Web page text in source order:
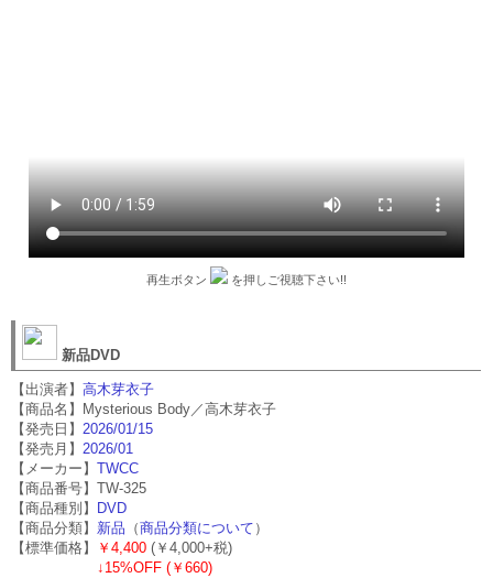
再生ボタン を押しご視聴下さい!!
新品DVD
【出演者】高木芽衣子
【商品名】Mysterious Body／高木芽衣子
【発売日】2026/01/15
【発売月】2026/01
【メーカー】TWCC
【商品番号】TW-325
【商品種別】
DVD
【商品分類】 新品 （商品分類について ）
【標準価格】
￥4,400 (￥4,000+税)
↓ 15%OFF (￥660)